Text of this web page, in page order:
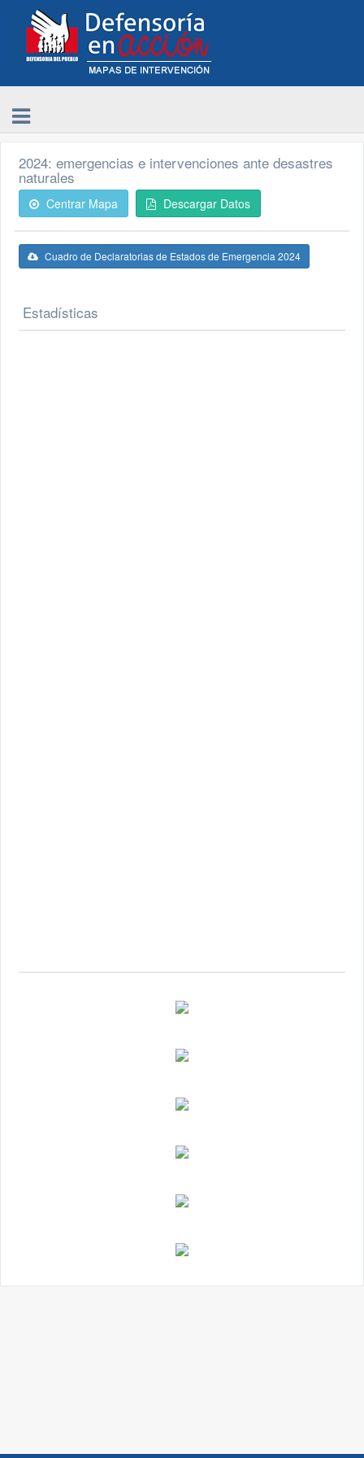
2024: emergencias e intervenciones ante desastres
naturales
Centrar Mapa Descargar Datos
Cuadro de Declaratorias de Estados de Emergencia 2024
Estadísticas